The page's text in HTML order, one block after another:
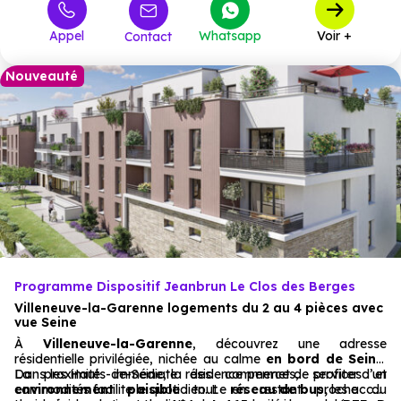
12 à partir de 363 981 €
Appel Contact Whatsapp Voir +
Nouveauté
Programme Dispositif Jeanbrun Le Clos des Berges
Villeneuve-la-Garenne logements du 2 au 4 pièces avec
vue Seine
À Villeneuve-la-Garenne, découvrez une adresse
résidentielle privilégiée, nichée au calme en bord de Seine
Dans les Hauts-de-Seine, la résidence permet de profiter d’un
environnement paisibletout en restant proche du
La proximité immédiate des commerces, services et
commodités facilite le quotidien. Le réseau de bus,les accès